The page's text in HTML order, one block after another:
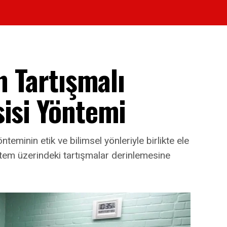
Yöntemi
etik ve bilimsel yönleriyle birlikte ele
üzerindeki tartışmalar derinlemesine